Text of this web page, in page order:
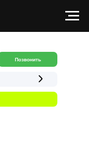
Позвонить